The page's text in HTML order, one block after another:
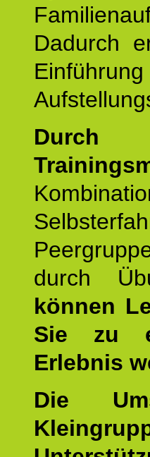
Dadurch
durch
können
Sie zu
Erlebnis
Die